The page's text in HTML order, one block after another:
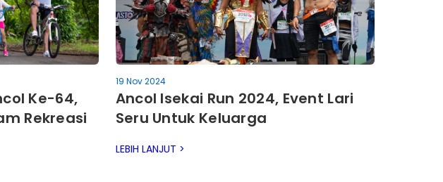
Ke-64,
Rekreasi
19 Nov 2024
Ancol Isekai Run 2024, Event Lari
Seru Untuk Keluarga
LEBIH LANJUT >